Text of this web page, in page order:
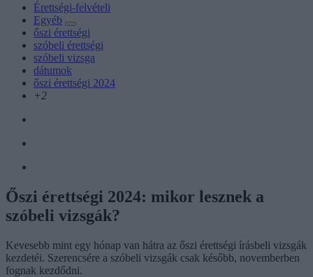
Érettségi-felvételi
Egyéb
őszi érettségi
szóbeli érettségi
szóbeli vizsga
dátumok
őszi érettségi 2024
+2
Őszi érettségi 2024: mikor lesznek a
szóbeli vizsgák?
Kevesebb mint egy hónap van hátra az őszi érettségi írásbeli vizsgák
kezdetéi. Szerencsére a szóbeli vizsgák csak később, novemberben
fognak kezdődni.